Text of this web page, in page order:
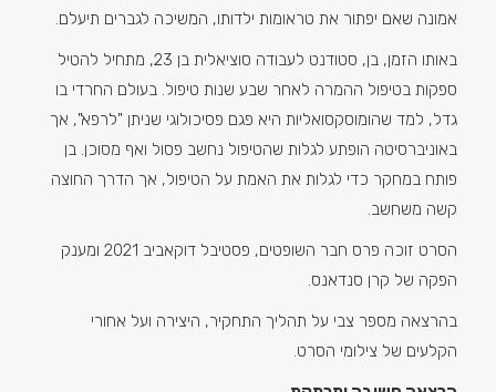
אמונה שאם יפתור את טראומות ילדותו, המשיכה לגברים תיעלם.
באותו הזמן, בן, סטודנט לעבודה סוציאלית בן 23, מתחיל להטיל
ספקות בטיפול ההמרה לאחר שבע שנות טיפול. בעולם החרדי בו
גדל, למד שהומוסקסואליות היא פגם פסיכולוגי שניתן "לרפא", אך
באוניברסיטה הופתע לגלות שהטיפול נחשב פסול ואף מסוכן. בן
פותח במחקר כדי לגלות את האמת על הטיפול, אך הדרך החוצה
קשה משחשב.
הסרט זוכה פרס חבר השופטים, פסטיבל דוקאביב 2021 ומענק
הפקה של קרן סנדאנס.
בהרצאה מספר צבי על תהליך התחקיר, היצירה ועל אחורי
הקלעים של צילומי הסרט.